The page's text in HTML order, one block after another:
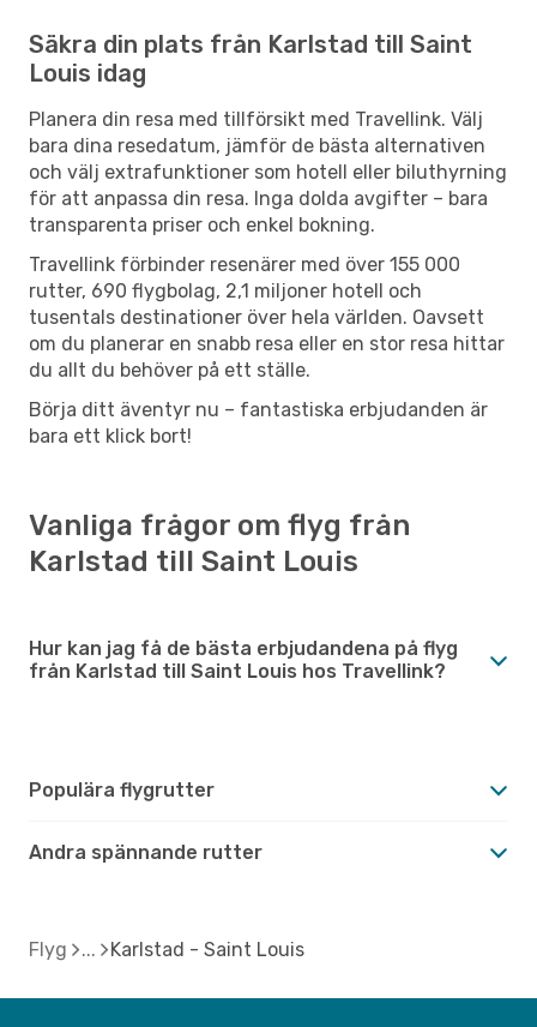
Säkra din plats från Karlstad till Saint
Louis idag
Planera din resa med tillförsikt med Travellink. Välj
bara dina resedatum, jämför de bästa alternativen
och välj extrafunktioner som hotell eller biluthyrning
för att anpassa din resa. Inga dolda avgifter – bara
transparenta priser och enkel bokning.
Travellink förbinder resenärer med över 155 000
rutter, 690 flygbolag, 2,1 miljoner hotell och
tusentals destinationer över hela världen. Oavsett
om du planerar en snabb resa eller en stor resa hittar
du allt du behöver på ett ställe.
Börja ditt äventyr nu – fantastiska erbjudanden är
bara ett klick bort!
Vanliga frågor om flyg från
Karlstad till Saint Louis
Hur kan jag få de bästa erbjudandena på flyg
från Karlstad till Saint Louis hos Travellink?
Populära flygrutter
Andra spännande rutter
Flyg Karlstad - Saint Louis